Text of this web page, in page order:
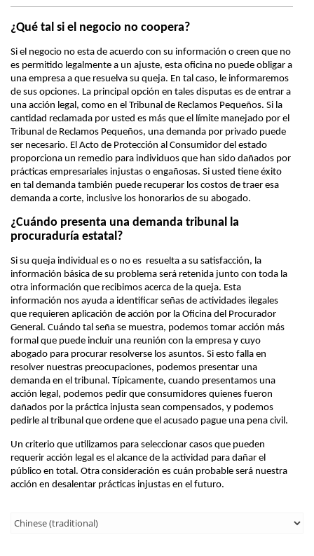
¿Qué tal si el negocio no coopera?
Si el negocio no esta de acuerdo con su información o creen que no
es permitido legalmente a un ajuste, esta oficina no puede obligar a
una empresa a que resuelva su queja. En tal caso, le informaremos
de sus opciones. La principal opción en tales disputas es de entrar a
una acción legal, como en el Tribunal de Reclamos Pequeños. Si la
cantidad reclamada por usted es más que el límite manejado por el
Tribunal de Reclamos Pequeños, una demanda por privado puede
ser necesario. El Acto de Protección al Consumidor del estado
proporciona un remedio para individuos que han sido dañados por
prácticas empresariales injustas o engañosas. Si usted tiene éxito
en tal demanda también puede recuperar los costos de traer esa
demanda a corte, inclusive los honorarios de su abogado.
¿Cuándo presenta una demanda tribunal la
procuraduría estatal?
Si su queja individual es o no es resuelta a su satisfacción, la
información básica de su problema será retenida junto con toda la
otra información que recibimos acerca de la queja. Esta
información nos ayuda a identificar señas de actividades ilegales
que requieren aplicación de acción por la Oficina del Procurador
General. Cuándo tal seña se muestra, podemos tomar acción más
formal que puede incluir una reunión con la empresa y cuyo
abogado para procurar resolverse los asuntos. Si esto falla en
resolver nuestras preocupaciones, podemos presentar una
demanda en el tribunal. Típicamente, cuando presentamos una
acción legal, podemos pedir que consumidores quienes fueron
dañados por la práctica injusta sean compensados, y podemos
pedirle al tribunal que ordene que el acusado pague una pena civil.
Un criterio que utilizamos para seleccionar casos que pueden
requerir acción legal es el alcance de la actividad para dañar el
público en total. Otra consideración es cuán probable será nuestra
acción en desalentar prácticas injustas en el futuro.
Third